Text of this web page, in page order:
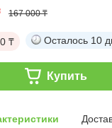
167 000 ₸
₸ Осталось 10
Купить